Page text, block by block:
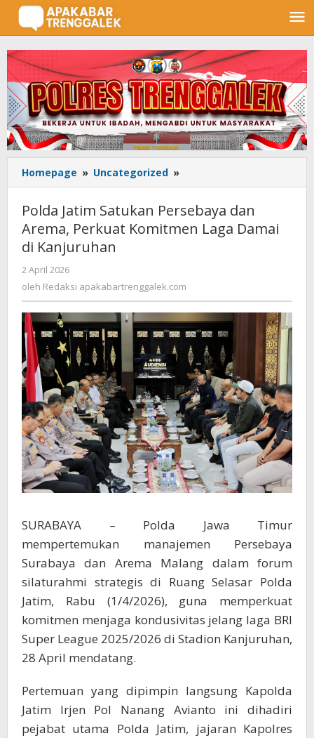
Lewati
konten
Homepage » Uncategorized »
Jatim
Persebaya
dan
Laga
Damai
di
Kanjuruhan
Polda Jatim Satukan Persebaya dan
Arema, Perkuat Komitmen Laga Damai
di Kanjuruhan
2 April 2026
Redaksi
apakabartrenggalek.com
oleh Redaksi apakabartrenggalek.com
SURABAYA – Polda Jawa Timur
mempertemukan manajemen Persebaya
Surabaya dan Arema Malang dalam forum
silaturahmi strategis di Ruang Selasar Polda
Jatim, Rabu (1/4/2026), guna memperkuat
komitmen menjaga kondusivitas jelang laga BRI
Super League 2025/2026 di Stadion Kanjuruhan,
28 April mendatang.
Pertemuan yang dipimpin langsung Kapolda
Jatim Irjen Pol Nanang Avianto ini dihadiri
pejabat utama Polda Jatim, jajaran Kapolres